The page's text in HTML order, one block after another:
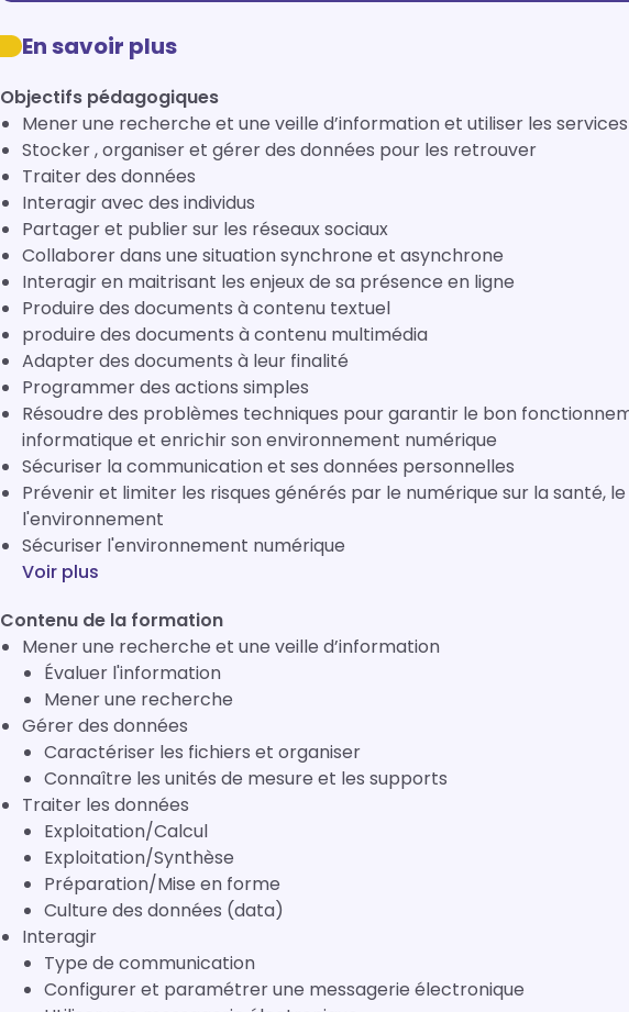
En savoir plus
Objectifs pédagogiques
Mener une recherche et une veille d’information et utiliser les
Stocker , organiser et gérer des données pour les retrouver
Traiter des données
Interagir avec des individus
Partager et publier sur les réseaux sociaux
Collaborer dans une situation synchrone et asynchrone
Interagir en maitrisant les enjeux de sa présence en ligne
Produire des documents à contenu textuel
produire des documents à contenu multimédia
Adapter des documents à leur finalité
Programmer des actions simples
Résoudre des problèmes techniques pour garantir le bon
informatique et enrichir son environnement numérique
Sécuriser la communication et ses données personnelles
Prévenir et limiter les risques générés par le numérique sur la santé,
l'environnement
Sécuriser l'environnement numérique
Voir plus
Contenu de la formation
Mener une recherche et une veille d’information
Évaluer l'information
Mener une recherche
Gérer des données
Caractériser les fichiers et organiser
Connaître les unités de mesure et les supports
Traiter les données
Exploitation/Calcul
Exploitation/Synthèse
Préparation/Mise en forme
Culture des données (data)
Interagir
Type de communication
Configurer et paramétrer une messagerie électronique